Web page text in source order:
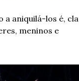
a aniquilá-los é,
meninos e